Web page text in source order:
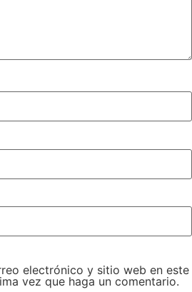
electrónico y sitio web en este
vez que haga un comentario.